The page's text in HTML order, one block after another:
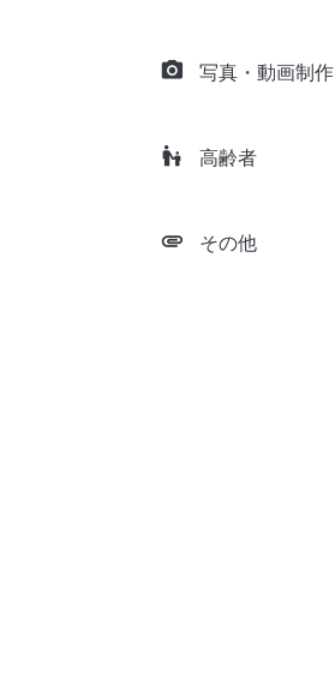
camera_alt 写真・動画制作
escalator_warning 高齢者
attachment その他